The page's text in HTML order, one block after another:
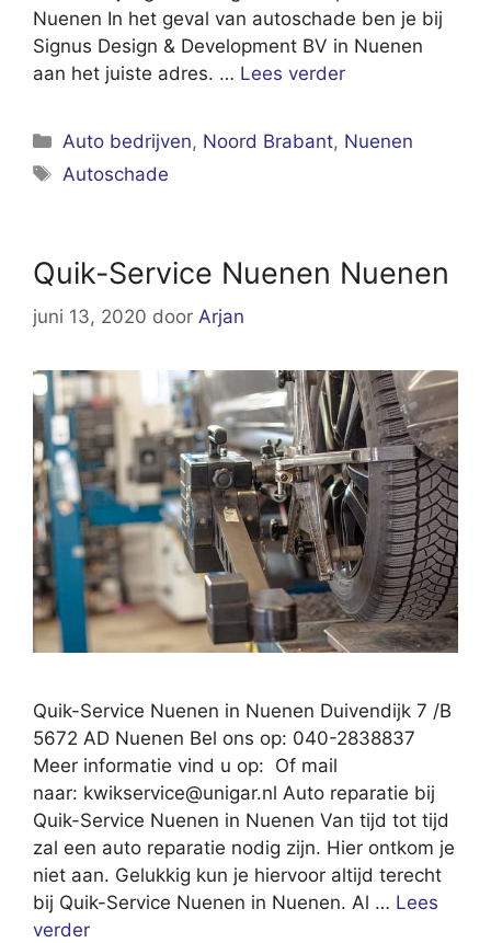
Nuenen In het geval van autoschade ben je bij
Signus Design & Development BV in Nuenen
aan het juiste adres. … Lees verder
Categorieën
Auto bedrijven, Noord Brabant, Nuenen
Tags
Autoschade
Quik-Service Nuenen Nuenen
juni 13, 2020 door Arjan
Quik-Service Nuenen in Nuenen Duivendijk 7 /B
5672 AD Nuenen Bel ons op: 040-2838837
Meer informatie vind u op: Of mail
naar: kwikservice@unigar.nl Auto reparatie bij
Quik-Service Nuenen in Nuenen Van tijd tot tijd
zal een auto reparatie nodig zijn. Hier ontkom je
niet aan. Gelukkig kun je hiervoor altijd terecht
bij Quik-Service Nuenen in Nuenen. Al … Lees
verder